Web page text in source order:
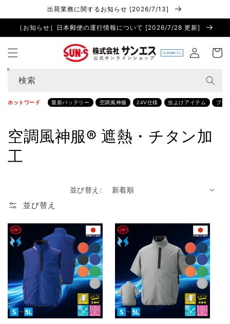
進む
出荷業務に関するお知らせ [2026/7/13]
［お知らせ］日本郵便の運行情報について [2026/7/28 更新]
ロ
イ
カ
ー
検索
ホットワード 最新バッテリー 空調風神服 24V仕様 虫よけアイテム プラ
コ
レ
ン
空調風神服® 遮熱・チタン加
工
並び替え:
並び替え